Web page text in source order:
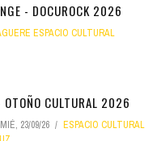
- DOCUROCK 2026
ESPACIO CULTURAL
CULTURAL 2026
MIÉ, 23/09/26
ESPACIO CULTURAL